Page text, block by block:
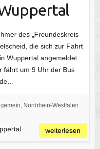
des „Freundeskreis
die sich zur Fahrt
Wuppertal angemeldet
fährt um 9 Uhr der Bus
Nordrhein-Westfalen
weiterlesen